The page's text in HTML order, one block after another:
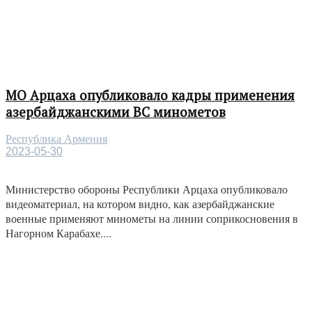
МО Арцаха опубликовало кадры применения
азербайджанскими ВС минометов
Республика Армения
2023-05-30
Министерство обороны Республики Арцаха опубликовало
видеоматериал, на котором видно, как азербайджанские
военные применяют минометы на линии соприкосновения в
Нагорном Карабахе....